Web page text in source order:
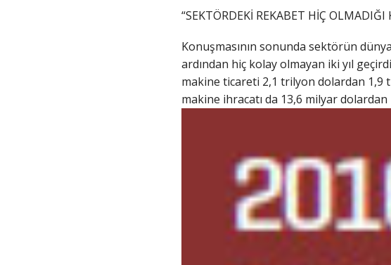
“SEKTÖRDEKİ REKABET HİÇ
Konuşmasının sonunda sektörün
ardından hiç kolay olmayan iki yıl
makine ticareti 2,1 trilyon dolardan 1,9
makine ihracatı da 13,6 milyar dolardan